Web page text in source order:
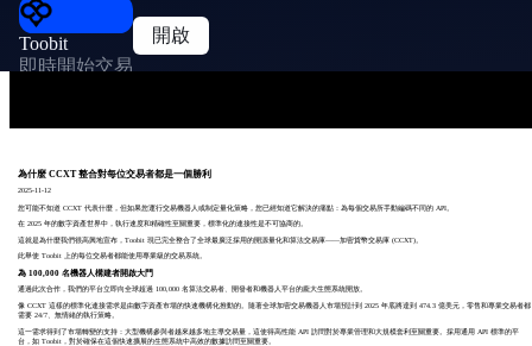
Toobit
即時開始交易
開啟
為什麼 CCXT 整合對每位交易者都是一個勝利
2025-11-12
您可能不知道 CCXT 代表什麼，但如果您運行交易機器人或制定量化策略，您已經知道它解決的痛點：為每個交易所手動編碼不同的 API。
在 2025 年的數字資產世界中，執行速度和精確性至關重要，標準化的連接性是不可協商的。
這就是為什麼我們很高興地宣布，Toobit 現已完全整合了全球最廣泛採用的開源量化和算法交易庫——加密貨幣交易庫 (CCXT)。
此舉使 Toobit 上的每位交易者都能使用專業級的交易系統。
為 100,000 名機器人構建者開啟大門
通過此次合作，我們的平台立即向全球超過 100,000 名算法交易者、開發者和機器人平台的龐大生態系統開放。
像 CCXT 這樣的標準化連接需求是由數字資產市場的快速機構化推動的。隨著全球加密交易機器人市場預計到 2025 年底將達到 474.3 億美元，零售和專業交易者都
需要 24/7、無情緒的執行策略。
這一需求得到了市場轉變的支持：大型機構參與者越來越多地主導交易量，這使得高性能 API 訪問對於專業管理和大規模套利至關重要。採用通用 API 標準的平
台，如 Toobit，對於確保在這個快速擴展的生態系統中高效的數據訪問至關重要。